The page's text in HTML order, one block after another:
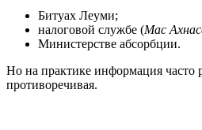
Битуах Леуми;
налоговой службе (Мас
Министерстве абсорбции.
Но на практике информация часто
противоречивая.